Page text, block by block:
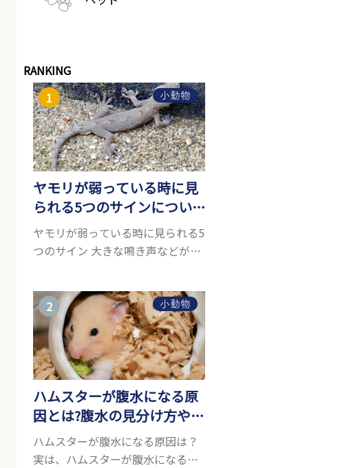
RANKING
小動物
ヤモリが弱っている時に見
られる5つのサインについ
て詳しくご紹介！
ヤモリが弱っている時に見られる5
つのサイン 大きな鳴き声などがな
して人気が高まっているヤモリを
お迎えしたいと思う人も多いので
はないでしょうか...
小動物
ハムスターが腹水になる原
因とは?腹水の見分け方や対
処方法を解説
ハムスターが腹水になる原因は？
実は、ハムスターが腹水になる原